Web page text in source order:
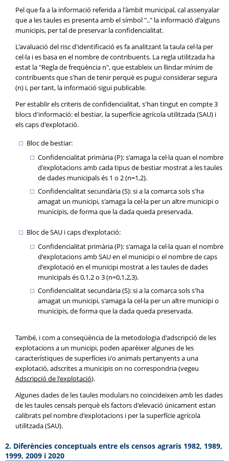
Pel que fa a la informació referida a l'àmbit municipal, cal assenyalar
que a les taules es presenta amb el símbol ".." la informació d'alguns
municipis, per tal de preservar la confidencialitat.
L'avaluació del risc d'identificació es fa analitzant la taula cel·la per
cel·la i es basa en el nombre de contribuents. La regla utilitzada ha
estat la "Regla de freqüència n", que estableix un llindar mínim de
contribuents que s'han de tenir perquè es pugui considerar segura
(n) i, per tant, la informació sigui publicable.
Per establir els criteris de confidencialitat, s'han tingut en compte 3
blocs d'informació: el bestiar, la superfície agrícola utilitzada (SAU) i
els caps d'explotació.
Bloc de bestiar:
Confidencialitat primària (P): s'amaga la cel·la quan el nombre
d'explotacions amb cada tipus de bestiar mostrat a les taules
de dades municipals és 1 o 2 (n=1,2).
Confidencialitat secundària (S): si a la comarca sols s'ha
amagat un municipi, s'amaga la cel·la per un altre municipi o
municipis, de forma que la dada queda preservada.
Bloc de SAU i caps d'explotació:
Confidencialitat primària (P): s'amaga la cel·la quan el nombre
d'explotacions amb SAU en el municipi o el nombre de caps
d'explotació en el municipi mostrat a les taules de dades
municipals és 0,1,2 o 3 (n=0,1,2,3).
Confidencialitat secundària (S): si a la comarca sols s'ha
amagat un municipi, s'amaga la cel·la per un altre municipi o
municipis, de forma que la dada queda preservada.
També, i com a conseqüència de la metodologia d'adscripció de les
explotacions a un municipi, poden aparèixer algunes de les
característiques de superfícies i/o animals pertanyents a una
explotació, adscrites a municipis on no correspondria (vegeu
Adscripció de l'explotació).
Algunes dades de les taules modulars no coincideixen amb les dades
de les taules censals perquè els factors d'elevació únicament estan
calibrats pel nombre d'explotacions i per la superfície agrícola
utilitzada (SAU).
2. Diferències conceptuals entre els censos agraris 1982, 1989,
1999, 2009 i 2020